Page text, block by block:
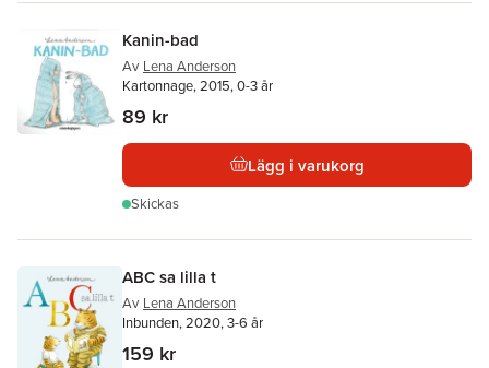
Kanin-bad
Av Lena Anderson
Kartonnage, 2015, 0-3 år
89 kr
Lägg i varukorg
Skickas
ABC sa lilla t
Av Lena Anderson
Inbunden, 2020, 3-6 år
159 kr